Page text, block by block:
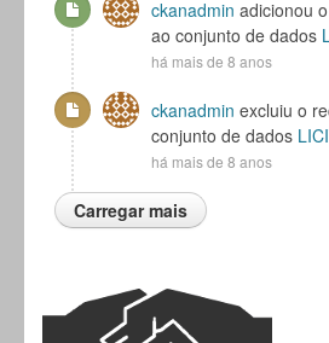
ckanadmin adicionou
ao conjunto de dados
há mais de 8 anos
ckanadmin excluiu o
conjunto de dados
há mais de 8 anos
Carregar mais